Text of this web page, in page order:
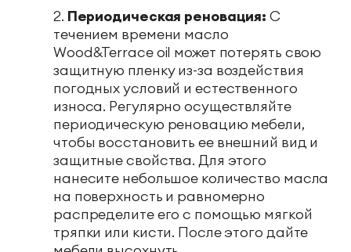
Периодическая реновация: С
течением времени масло
Wood&Terrace oil может потерять свою
защитную пленку из-за воздействия
погодных условий и естественного
износа. Регулярно осуществляйте
периодическую реновацию мебели,
чтобы восстановить ее внешний вид и
защитные свойства. Для этого
нанесите небольшое количество масла
на поверхность и равномерно
распределите его с помощью мягкой
тряпки или кисти. После этого дайте